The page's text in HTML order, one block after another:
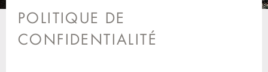
POLITIQUE DE
CONFIDENTIALITÉ